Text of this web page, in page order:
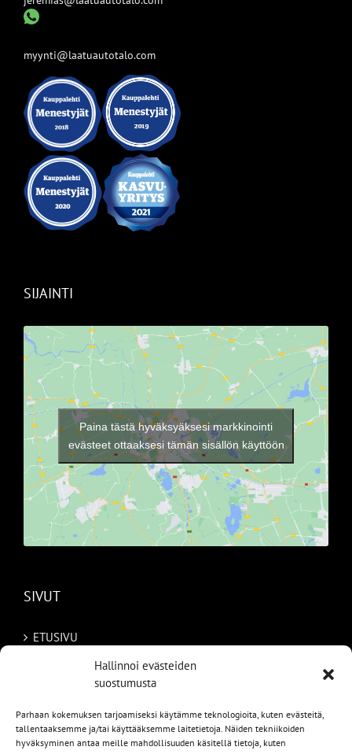
Hallinnoi evästeiden
suostumusta
Parhaan kokemuksen tarjoamiseksi käytämme teknologioita, kuten evästeitä,
tallentaaksemme ja/tai käyttääksemme laitetietoja. Näiden tekniikoiden
hyväksyminen antaa meille mahdollisuuden käsitellä tietoja, kuten
myynti@laatuautotalo.com
SIJAINTI
Paina tästä hyväksyäksesi markkinointi
evästeet ottaaksesi tämän sisällön käyttöön
SIVUT
ETUSIVU
TILAA AUTO RUOTSISTA